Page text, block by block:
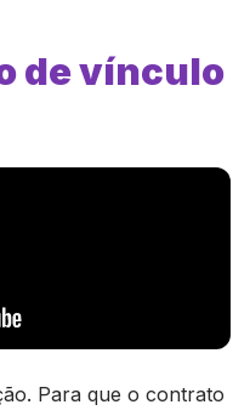
de vínculo
Para que o contrato